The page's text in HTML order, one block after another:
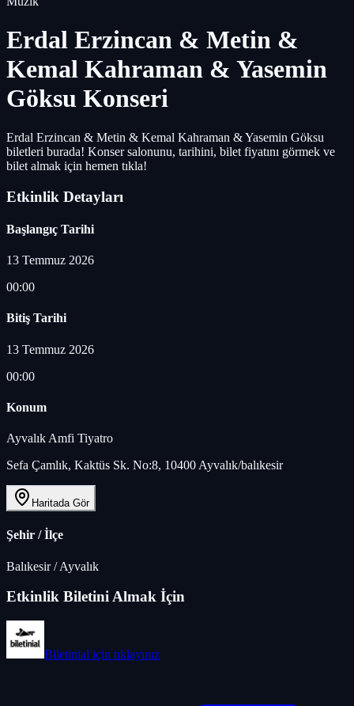
Erdal Erzincan & Metin &
Kemal Kahraman & Yasemin
Göksu Konseri
Erdal Erzincan & Metin & Kemal Kahraman & Yasemin Göksu
biletleri burada! Konser salonunu, tarihini, bilet fiyatını görmek ve
bilet almak için hemen tıkla!
Etkinlik Detayları
Başlangıç Tarihi
13 Temmuz 2026
00:00
Bitiş Tarihi
13 Temmuz 2026
00:00
Konum
Ayvalık Amfi Tiyatro
Sefa Çamlık, Kaktüs Sk. No:8, 10400 Ayvalık/balıkesir
Haritada Gör
Şehir / İlçe
Balıkesir/Ayvalık
Etkinlik Biletini Almak İçin
Biletinial için tıklayınız